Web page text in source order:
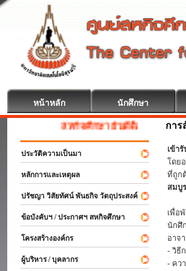
หน้าหลัก นักศึกษา
สหกิจศึกษา ยินดีต้อนรับ
ประวัติความเป็นมา
หลักการและเหตุผล
ปรัชญา วิสัยทัศน์ พันธกิจ วัตถุประสงค์
ข้อบังคับฯ / ประกาศฯ สหกิจศึกษา
โครงสร้างองค์กร
ผู้บริหาร / บุคลากร
การ
เข้า
โดย
ที่ถูก
สมบู
เพื่อ
นักศึ
อาจ
- วิธี
- คว